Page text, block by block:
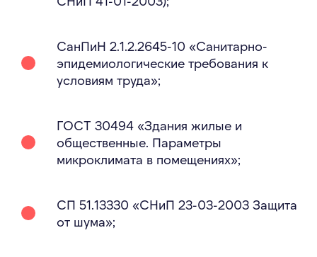
СанПиН 2.1.2.2645-10 «Санитарно-
эпидемиологические требования к
условиям труда»;
ГОСТ 30494 «Здания жилые и
общественные. Параметры
микроклимата в помещениях»;
СП 51.13330 «СНиП 23-03-2003 Защита
от шума»;